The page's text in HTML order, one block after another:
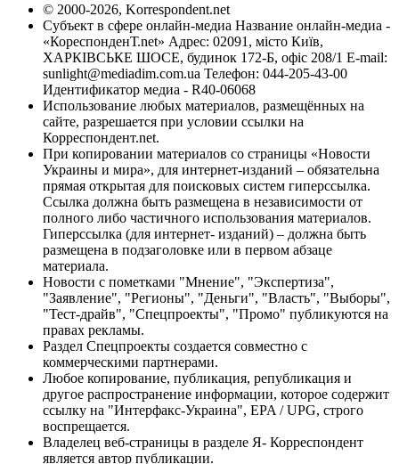
© 2000-2026, Korrespondent.net
Субъект в сфере онлайн-медиа Название онлайн-медиа -
«КореспонденТ.net» Адрес: 02091, місто Київ,
ХАРКІВСЬКЕ ШОСЕ, будинок 172-Б, офіс 208/1 E-mail:
sunlight@mediadim.com.ua Телефон: 044-205-43-00
Идентификатор медиа - R40-06068
Использование любых материалов, размещённых на
сайте, разрешается при условии ссылки на
Корреспондент.net.
При копировании материалов со страницы «Новости
Украины и мира», для интернет-изданий – обязательна
прямая открытая для поисковых систем гиперссылка.
Ссылка должна быть размещена в независимости от
полного либо частичного использования материалов.
Гиперссылка (для интернет- изданий) – должна быть
размещена в подзаголовке или в первом абзаце
материала.
Новости с пометками "Мнение", "Экспертиза",
"Заявление", "Регионы", "Деньги", "Власть", "Выборы",
"Тест-драйв", "Спецпроекты", "Промо" публикуются на
правах рекламы.
Раздел Спецпроекты создается совместно с
коммерческими партнерами.
Любое копирование, публикация, републикация и
другое распространение информации, которое содержит
ссылку на "Интерфакс-Украина", EPA / UPG, строго
воспрещается.
Владелец веб-страницы в разделе Я- Корреспондент
является автор публикации.